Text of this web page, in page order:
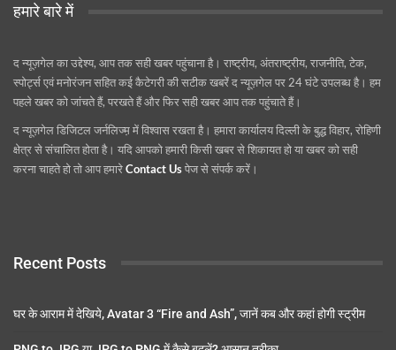
हमारे बारे में
द न्यूज़गेल का उद्देश्य, आप तक सही खबर पहुंचाना है। राष्ट्रीय, अंतराष्ट्रीय, राजनीति, टेक,
स्पोर्ट्स एवं मनोरंजन सहित कई कैटेगरी की सटीक खबरें द न्यूज़गेल पर 24 घंटे उपलब्ध है। हम
पहले खबर को जांचते हैं, परखते हैं और फिर सही खबर आप तक पहुंचाते हैं।
द न्यूज़गेल डिजिटल जर्नलिज्म़ में विश्वास रखता है। हमारा कार्यालय दिल्ली के बुद्ध विहार, रोहिणी
क्षेत्र से संचालित होता है। यदि आपको हमारी किसी खबर से शिकायत हो या खबर को सही
करना चाहते हो तो आप हमारेContact Usपेज से संपर्क करें।
Recent Posts
घर के आराम में देखिये, Avatar 3 “Fire and Ash”, जानें कब और कहां होगी स्ट्रीम